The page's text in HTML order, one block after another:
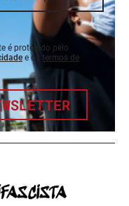
é protegido pelo
e os termos de